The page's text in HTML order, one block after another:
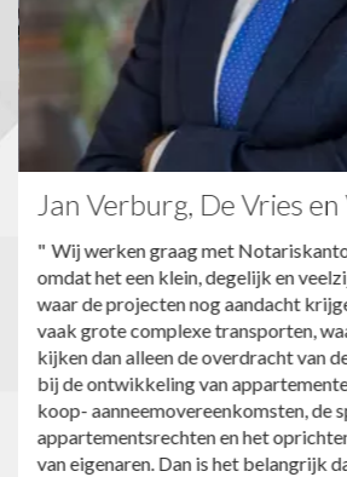
Jan Verburg, De Vries
Wij werken graag met
omdat het een klein, degelijk en
waar de projecten nog aandacht
vaak grote complexe transporten,
kijken dan alleen de overdracht van
bij de ontwikkeling van
koop- aanneemovereenkomsten, de
appartementsrechten en het
van eigenaren. Dan is het belangrijk